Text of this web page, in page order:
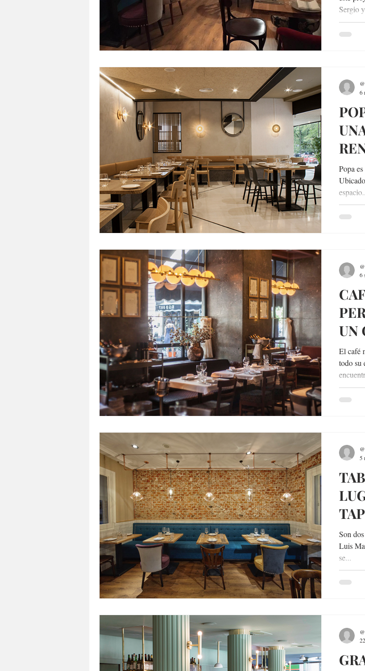
Sergio
Popa
6
UN
El café
todo su
6
Son
Luis
se...
5